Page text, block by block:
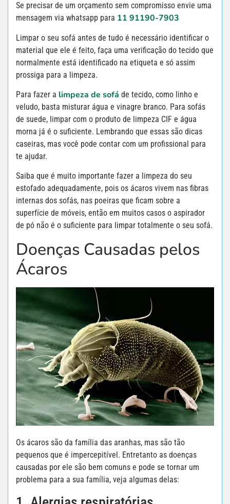
Se precisar de um orçamento sem compromisso envie uma
mensagem via whatsapp para 11 91190-7903
Limpar o seu sofá antes de tudo é necessário identificar o
material que ele é feito, faça uma verificação do tecido que
normalmente está identificado na etiqueta e só assim
prossiga para a limpeza.
Para fazer a limpeza de sofá de tecido, como linho e
veludo, basta misturar água e vinagre branco. Para sofás
de suede, limpar com o produto de limpeza CIF e água
morna já é o suficiente. Lembrando que essas são dicas
caseiras, mas você pode contar com um profissional para
te ajudar.
Saiba que é muito importante fazer a limpeza do seu
estofado adequadamente, pois os ácaros vivem nas fibras
internas dos sofás, nas poeiras que ficam sobre a
superfície de móveis, então em muitos casos o aspirador
de pó não é o suficiente para limpar totalmente o seu sofá.
Doenças Causadas pelos
Ácaros
Os ácaros são da família das aranhas, mas são tão
pequenos que é impercepitível. Entretanto as doenças
causadas por ele são bem comuns e pode se tornar um
problema para a sua família, veja algumas delas: